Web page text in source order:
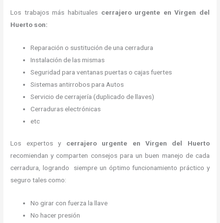
Los trabajos más habitualescerrajero urgente en Virgen del
Huerto son:
Reparación o sustitución de una cerradura
Instalación de las mismas
Seguridad para ventanas puertas o cajas fuertes
Sistemas antirrobos para Autos
Servicio de cerrajería (duplicado de llaves)
Cerraduras electrónicas
etc
Los expertos y cerrajero urgente
en Virgen del Huerto
recomiendan y comparten consejos para un buen manejo de cada
cerradura, logrando siempre un óptimo funcionamiento práctico y
seguro tales como:
No girar con fuerza la llave
No hacer presión